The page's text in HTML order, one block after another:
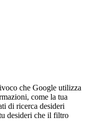
che Google utilizza
come la tua
di ricerca desideri
desideri che il filtro